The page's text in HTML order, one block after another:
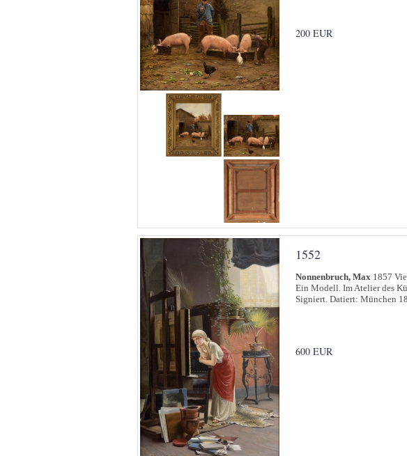
200 EUR
1552
Nonnenbruch, Max 1857
Ein Modell. Im Atelier des
Signiert. Datiert: München
600 EUR